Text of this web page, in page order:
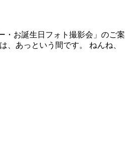
・お誕生日フォト撮影会」のご案
、あっという間です。 ねんね、